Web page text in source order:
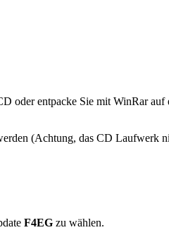
oder entpacke Sie mit WinRar
(Achtung, das CD Laufwerk
F4EG zu wählen.